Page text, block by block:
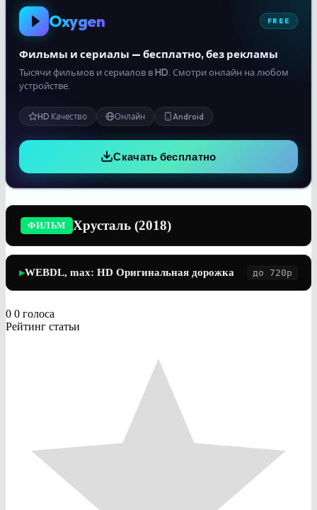
Oxygen FREE
Фильмы и сериалы — бесплатно, без рекламы
Тысячи фильмов и сериалов в HD. Смотри онлайн на любом
устройстве.
HD Качество Онлайн Android
Скачать бесплатно
ФИЛЬМ Хрусталь (2018)
▶WEBDL, max: HD Оригинальная дорожка до 720p
0 0 голоса
Рейтинг статьи